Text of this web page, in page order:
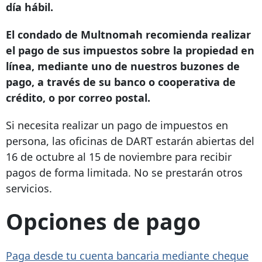
día hábil.
El condado de Multnomah recomienda realizar
el pago de sus impuestos sobre la propiedad en
línea, mediante uno de nuestros buzones de
pago, a través de su banco o cooperativa de
crédito, o por correo postal.
Si necesita realizar un pago de impuestos en
persona, las oficinas de DART estarán abiertas del
16 de octubre al 15 de noviembre para recibir
pagos de forma limitada. No se prestarán otros
servicios.
Opciones de pago
Paga desde tu cuenta bancaria mediante cheque